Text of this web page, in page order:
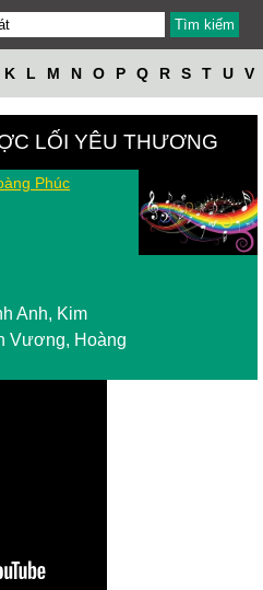
K L M N O P Q R S T U V
LỐI YÊU THƯƠNG
Phúc
Anh, Kim
Vương, Hoàng